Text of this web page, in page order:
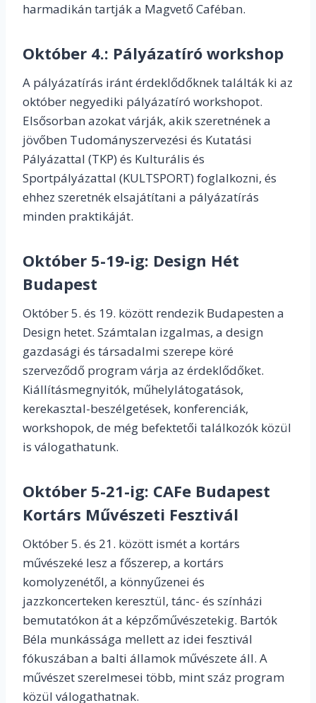
harmadikán tartják a Magvető Caféban.
Október 4.: Pályázatíró workshop
A pályázatírás iránt érdeklődőknek találták ki az
október negyediki pályázatíró workshopot.
Elsősorban azokat várják, akik szeretnének a
jövőben Tudományszervezési és Kutatási
Pályázattal (TKP) és Kulturális és
Sportpályázattal (KULTSPORT) foglalkozni, és
ehhez szeretnék elsajátítani a pályázatírás
minden praktikáját.
Október 5-19-ig: Design Hét
Budapest
Október 5. és 19. között rendezik Budapesten a
Design hetet. Számtalan izgalmas, a design
gazdasági és társadalmi szerepe köré
szerveződő program várja az érdeklődőket.
Kiállításmegnyitók, műhelylátogatások,
kerekasztal-beszélgetések, konferenciák,
workshopok, de még befektetői találkozók közül
is válogathatunk.
Október 5-21-ig: CAFe Budapest
Kortárs Művészeti Fesztivál
Október 5. és 21. között ismét a kortárs
művészeké lesz a főszerep, a kortárs
komolyzenétől, a könnyűzenei és
jazzkoncerteken keresztül, tánc- és színházi
bemutatókon át a képzőművészetekig. Bartók
Béla munkássága mellett az idei fesztivál
fókuszában a balti államok művészete áll. A
művészet szerelmesei több, mint száz program
közül válogathatnak.